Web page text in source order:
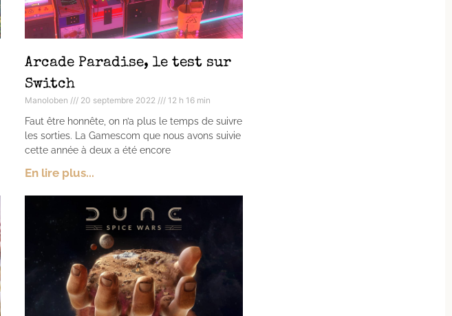
Arcade Paradise, le test sur
Switch
Manoloben 20 septembre 2022 12 h 16 min
Faut être honnête, on n’a plus le temps de suivre
les sorties. La Gamescom que nous avons suivie
cette année à deux a été encore
En lire plus...